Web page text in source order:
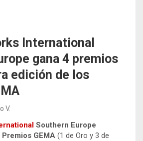
International
gana 4 premios
edición de los
V.
Southern Europe
Premios GEMA (1 de Oro y 3 de